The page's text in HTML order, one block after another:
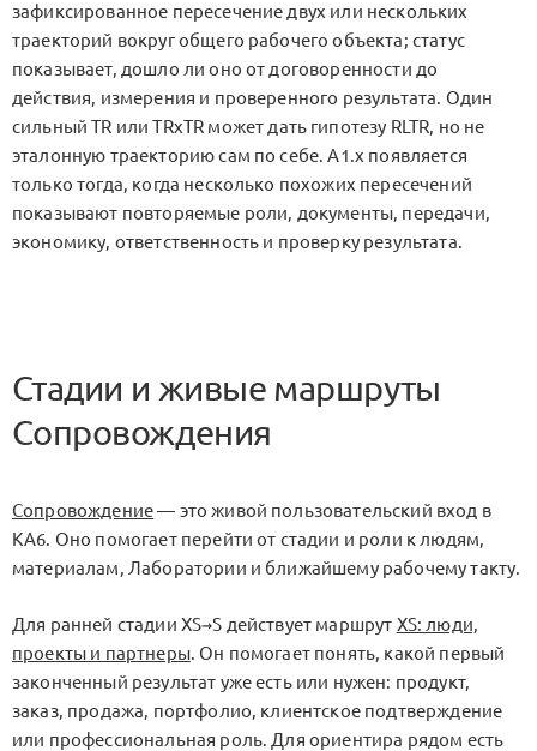
зафиксированное пересечение двух или нескольких
траекторий вокруг общего рабочего объекта; статус
показывает, дошло ли оно от договоренности до
действия, измерения и проверенного результата. Один
сильныйTR илиTRxTR может дать гипотезу RLTR, но не
эталонную траекторию сам по себе.A1.x появляется
только тогда, когда несколько похожих пересечений
показывают повторяемые роли, документы, передачи,
экономику, ответственность и проверку результата.
Стадии и живые маршруты
Сопровождения
Сопровождение— это живой пользовательский вход в
KA6. Оно помогает перейти от стадии и роли к людям,
материалам, Лаборатории и ближайшему рабочему такту.
Для ранней стадии XS→S действует маршрут XS: люди,
проекты и партнеры. Он помогает понять, какой первый
законченный результат уже есть или нужен: продукт,
заказ, продажа, портфолио, клиентское подтверждение
или профессиональная роль. Для ориентира рядом есть